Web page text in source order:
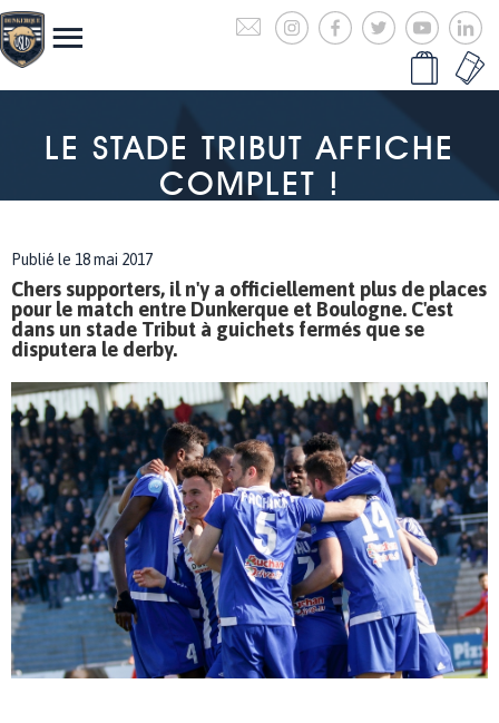
LE STADE TRIBUT AFFICHE
COMPLET !
Publié le 18 mai 2017
Chers supporters, il n'y a officiellement plus de places
pour le match entre Dunkerque et Boulogne. C'est
dans un stade Tribut à guichets fermés que se
disputera le derby.